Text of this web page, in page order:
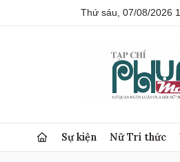
Thứ sáu, 07/08/2026
Sự kiện Nữ Trí thức